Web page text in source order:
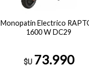
Monopatin Electrico
1600 W DC29
$U 73.990